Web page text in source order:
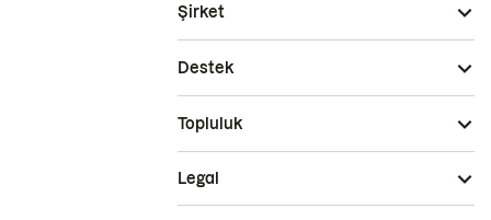
Şirket
Destek
Topluluk
Legal